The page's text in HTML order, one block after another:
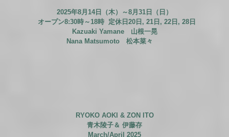
2025年8月14日（木）～8月31日（日）
オープン8:30時～18時 定休日20日, 21日, 22日, 28日
Kazuaki Yamane 山根一晃
Nana Matsumoto 松本菜々
RYOKO AOKI & ZON ITO
青木陵子＆ 伊藤存
March/April 2025